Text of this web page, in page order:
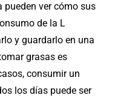
pueden ver cómo sus
de la L
y guardarlo en una
grasas es
consumir un
los días puede ser